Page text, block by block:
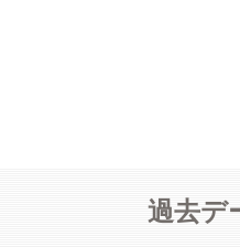
過去デ